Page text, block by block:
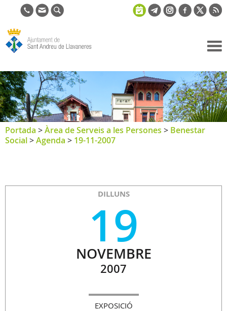
de Sant
Andreu de
Llavaneres
Portada >Àrea de Serveis a les Persones > Benestar
Social>Agenda > 19-11-2007
DILLUNS
19
NOVEMBRE
2007
EXPOSICIÓ